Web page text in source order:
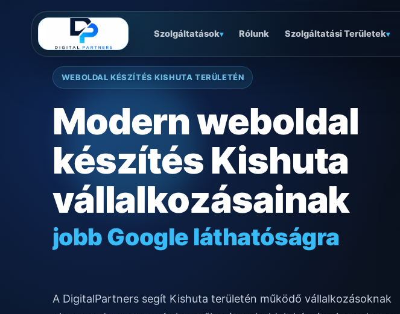
Szolgáltatások▾ Rólunk Szolgáltatási Területek▾
WEBOLDAL KÉSZÍTÉS KISHUTA TERÜLETÉN
Modern weboldal
készítés Kishuta
vállalkozásainak
jobb Google láthatóságra
gyors mobilos működésre
A DigitalPartners segít Kishuta területén működő vállalkozásoknak